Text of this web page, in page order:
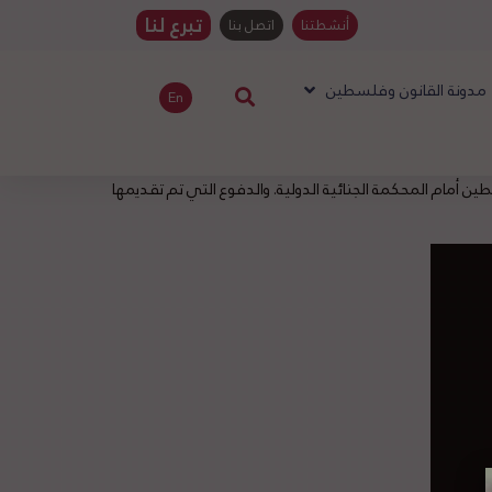
أنشطتنا اتصل بنا تبرع لنا
مدونة القانون وفلسطين En
المحكمة الجنائية الدولية. والدفوع التي تم تقديمها